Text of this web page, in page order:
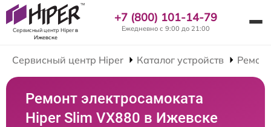
Сервисный центр Hiperв
Ижевске
+7 (800) 101-14-79
Ежедневно с 9:00 до 21:00
Сервисный центр Hiper Каталог устройств
Ремонт электросамоката
Hiper Slim VX880 в Ижевске